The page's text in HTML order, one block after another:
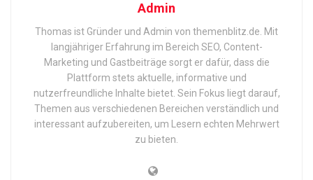
Admin
Thomas ist Gründer und Admin von themenblitz.de. Mit
langjähriger Erfahrung im Bereich SEO, Content-
Marketing und Gastbeiträge sorgt er dafür, dass die
Plattform stets aktuelle, informative und
nutzerfreundliche Inhalte bietet. Sein Fokus liegt darauf,
Themen aus verschiedenen Bereichen verständlich und
interessant aufzubereiten, um Lesern echten Mehrwert
zu bieten.